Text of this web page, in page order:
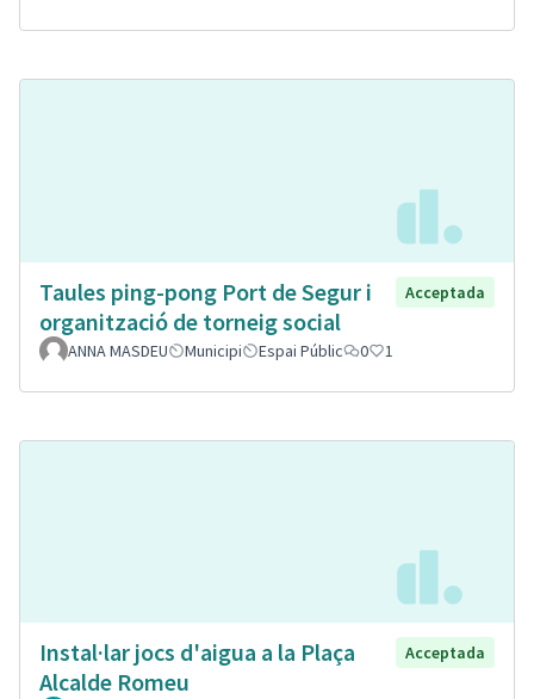
Taules ping-pong Port de Segur i
organització de torneig social
Acceptada
ANNA MASDEU Municipi Espai Públic 0 1
Instal·lar jocs d'aigua a la Plaça
Alcalde Romeu
Acceptada